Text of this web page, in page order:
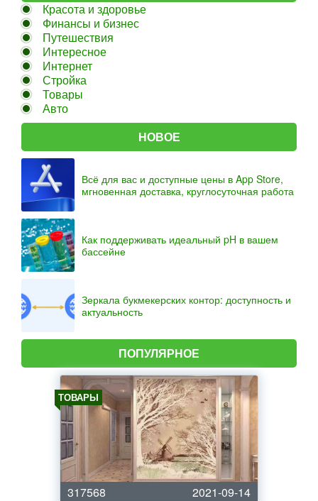
Красота и здоровье
Финансы и бизнес
Путешествия
Интересное
Интернет
Стройка
Товары
Авто
НОВОЕ
Всё для вас и доступные цены в App Store,
мгновенная доставка, круглосуточная работа
Как поддерживать идеальный pH в вашем
бассейне
Зеркала букмекерских контор: доступность и
актуальность
ПОПУЛЯРНОЕ
ТОВАРЫ
317568
2021-09-14